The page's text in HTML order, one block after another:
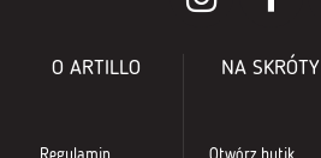
O ARTILLO NA SKRÓTY